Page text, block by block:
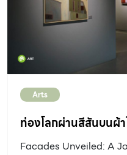
Arts
ท่องโลกผ่านสีสันบนผ้า
Facades Unveiled: A